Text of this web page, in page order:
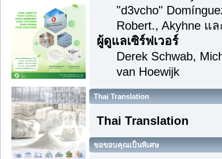
"d3vcho"
Robert., Akyhne แ
ผู้ดูแลเซิร์ฟเวอร์
Derek Schwab,
van Hoewijk
Thai Translation
Thai Translation
ขอขอบคุณเป็นพิเศษ